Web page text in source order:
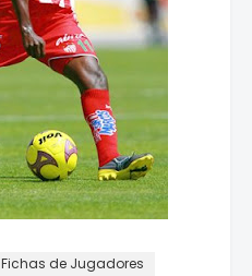
Fichas de Jugadores